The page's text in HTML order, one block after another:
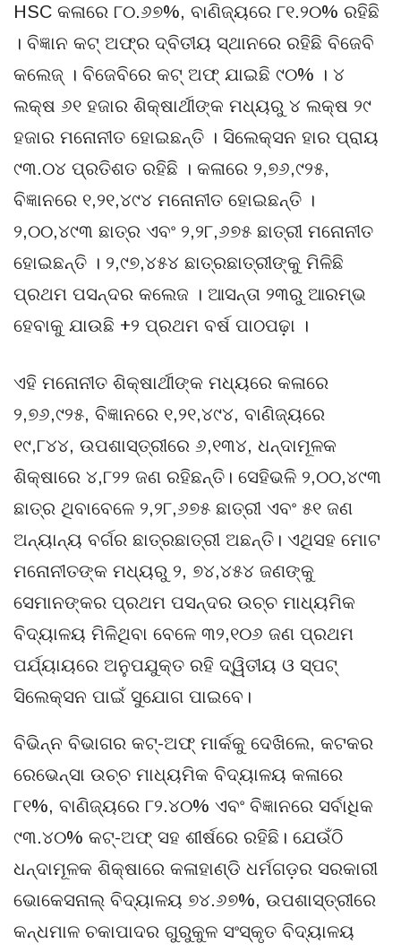
HSC କଳାରେ ୮୦.୬୭%, ବାଣିଜ୍ୟରେ ୮୧.୨୦% ରହିଛି
। ବିଜ୍ଞାନ କଟ୍‌ ଅଫ୍‌ର ଦ୍ବିତୀୟ ସ୍ଥାନରେ ରହିଛି ବିଜେବି
କଲେଜ୍ । ବିଜେବିରେ କଟ୍‌ ଅଫ୍‌ ଯାଇଛି ୯୦% । ୪
ଲକ୍ଷ ୬୧ ହଜାର ଶିକ୍ଷାର୍ଥୀଙ୍କ ମଧ୍ୟରୁ ୪ ଲକ୍ଷ ୨୯
ହଜାର ମନୋନୀତ ହୋଇଛନ୍ତି । ସିଲେକ୍ସନ ହାର ପ୍ରାୟ
୯୩.୦୪ ପ୍ରତିଶତ ରହିଛି । କଳାରେ ୨,୭୬,୯୨୫,
ବିଜ୍ଞାନରେ ୧,୨୧,୪୯୪ ମନୋନୀତ ହୋଇଛନ୍ତି ।
୨,୦୦,୪୯୩ ଛାତ୍ର ଏବଂ ୨,୨୮,୬୭୫ ଛାତ୍ରୀ ମନୋନୀତ
ହୋଇଛନ୍ତି । ୨,୯୭,୪୫୪ ଛାତ୍ରଛାତ୍ରୀଙ୍କୁ ମିଳିଛି
ପ୍ରଥମ ପସନ୍ଦର କଲେଜ । ଆସନ୍ତା ୨୩ରୁ ଆରମ୍ଭ
ହେବାକୁ ଯାଉଛି +୨ ପ୍ରଥମ ବର୍ଷ ପାଠପଢ଼ା ।
ଏହି ମନୋନୀତ ଶିକ୍ଷାର୍ଥୀଙ୍କ ମଧ୍ୟରେ କଳାରେ
୨,୭୬,୯୨୫, ବିଜ୍ଞାନରେ ୧,୨୧,୪୯୪, ବାଣିଜ୍ୟରେ
୧୯,୮୪୪, ଉପଶାସ୍ତ୍ରୀରେ ୬,୧୩୪, ଧନ୍ଦାମୂଳକ
ଶିକ୍ଷାରେ ୪,୮୨୨ ଜଣ ରହିଛନ୍ତି। ସେହିଭଳି ୨,୦୦,୪୯୩
ଛାତ୍ର ଥିବାବେଳେ ୨,୨୮,୬୭୫ ଛାତ୍ରୀ ଏବଂ ୫୧ ଜଣ
ଅନ୍ୟାନ୍ୟ ବର୍ଗର ଛାତ୍ରଛାତ୍ରୀ ଅଛନ୍ତି। ଏଥିସହ ମୋଟ
ମନୋନୀତଙ୍କ ମଧ୍ୟରୁ ୨, ୭୪,୪୫୪ ଜଣଙ୍କୁ
ସେମାନଙ୍କର ପ୍ରଥମ ପସନ୍ଦର ଉଚ୍ଚ ମାଧ୍ୟମିକ
ବିଦ୍ୟାଳୟ ମିଳିଥିବା ବେଳେ ୩୨,୧୦୬ ଜଣ ପ୍ରଥମ
ପର୍ଯ୍ୟାୟରେ ଅନୁପଯୁକ୍ତ ରହି ଦ୍ୱିତୀୟ ଓ ସ୍ପଟ୍
ସିଲେକ୍ସନ ପାଇଁ ସୁଯୋଗ ପାଇବେ।
ବିଭିନ୍ନ ବିଭାଗର କଟ୍-ଅଫ୍ ମାର୍କକୁ ଦେଖିଲେ, କଟକର
ରେଭେନ୍ସା ଉଚ୍ଚ ମାଧ୍ୟମିକ ବିଦ୍ୟାଳୟ କଳାରେ
୮୧%, ବାଣିଜ୍ୟରେ ୮୨.୪୦% ଏବଂ ବିଜ୍ଞାନରେ ସର୍ବାଧିକ
୯୩.୪୦% କଟ୍-ଅଫ୍ ସହ ଶୀର୍ଷରେ ରହିଛି। ଯେଉଁଠି
ଧନ୍ଦାମୂଳକ ଶିକ୍ଷାରେ କଳାହାଣ୍ଡି ଧର୍ମଗଡ଼ର ସରକାରୀ
ଭୋକେସନାଲ୍ ବିଦ୍ୟାଳୟ ୭୪.୬୭%, ଉପଶାସ୍ତ୍ରୀରେ
କନ୍ଧମାଳ ଚକାପାଦର ଗୁରୁକୁଳ ସଂସ୍କୃତ ବିଦ୍ୟାଳୟ